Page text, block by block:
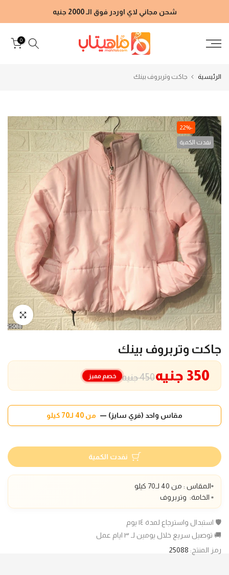
إلى
شحن مجاني لاي اوردر فوق الـ 2000 جنيه
0
الرئيسية جاكت وتربروف بينك
-22%
نفدت الكمية
انقر للتكبير
جاكت وتربروف بينك
450 جنيه 350 جنيه خصم مميز
مقاس واحد (فري سايز) — من 40 لـ70 كيلو
نفدت الكمية
▫️المقاس : من 40 لـ70 كيلو
▫️ الخامة: وتربروف
🛡️ استبدال واسترجاع لمدة ١٤ يوم
🚚 توصيل سريع خلال يومين لـ ٣ ايام عمل
رمز المنتج: 25088